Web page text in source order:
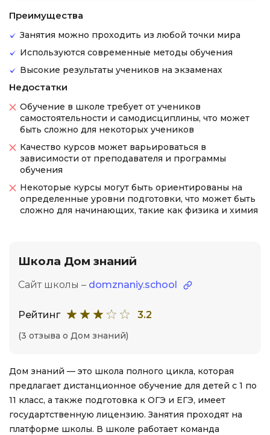
Преимущества
Занятия можно проходить из любой точки мира
Используются современные методы обучения
Высокие результаты учеников на экзаменах
Недостатки
Обучение в школе требует от учеников
самостоятельности и самодисциплины, что может
быть сложно для некоторых учеников
Качество курсов может варьироваться в
зависимости от преподавателя и программы
обучения
Некоторые курсы могут быть ориентированы на
определенные уровни подготовки, что может быть
сложно для начинающих, такие как физика и химия
Школа Дом знаний
Сайт школы – domznaniy.school
Рейтинг 3.2
(3 отзыва о Дом знаний)
Дом знаний — это школа полного цикла, которая
предлагает дистанционное обучение для детей с 1 по
11 класс, а также подготовка к ОГЭ и ЕГЭ, имеет
государтственную лицензию. Занятия проходят на
платформе школы. В школе работает команда